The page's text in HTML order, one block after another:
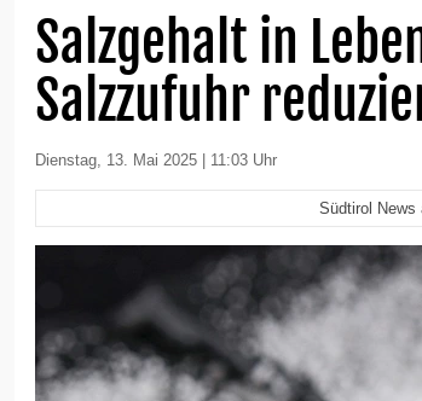
Salzgehalt in
Salzzufuhr
Dienstag, 13. Mai 2025 | 11:03 Uhr
Südtirol News